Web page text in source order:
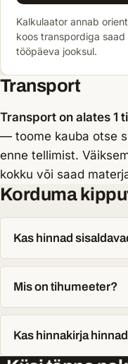
Kalkulaator annab
koos transpordiga
tööpäeva jooksul.
Transport
Transport on alates 1
— toome kauba otse
enne tellimist.
kokku või saad
Korduma
Kas hinnad
Mis on tihumeeter?
Kas hinnakirja